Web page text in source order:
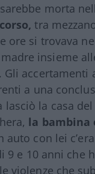
morta
tra
ore si trovava
insieme
accertamenti
a una
lasciò la casa
la bambina
auto con lei
9 e 10 anni che
violenze che